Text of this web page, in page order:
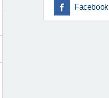
Facebook